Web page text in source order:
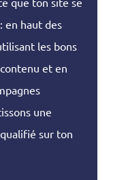
en haut des
les bons
et en
une
sur ton